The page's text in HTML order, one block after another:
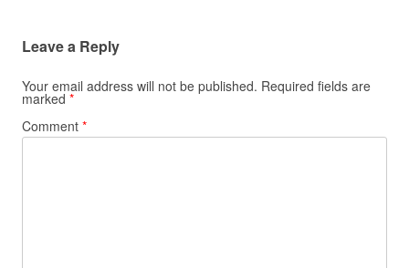
Leave a Reply
Your email address will not be published. Required fields are
marked *
Comment *